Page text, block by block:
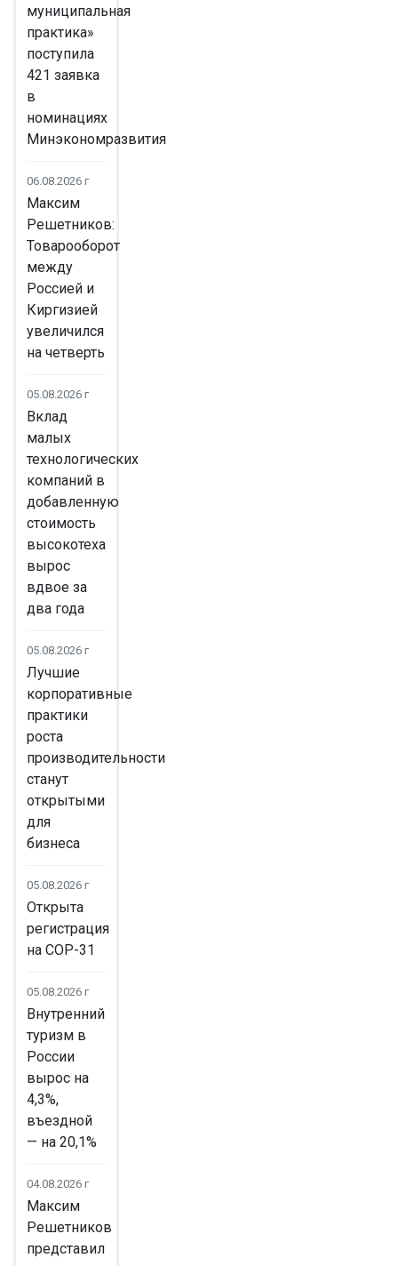
муниципальная
практика»
поступила
421 заявка
в
номинациях
Минэкономразвития
06.08.2026 г
Максим
Решетников:
Товарооборот
между
Россией и
Киргизией
увеличился
на четверть
05.08.2026 г
Вклад
малых
технологических
компаний в
добавленную
стоимость
высокотеха
вырос
вдвое за
два года
05.08.2026 г
Лучшие
корпоративные
практики
роста
производительности
станут
открытыми
для
бизнеса
05.08.2026 г
Открыта
регистрация
на COP-31
05.08.2026 г
Внутренний
туризм в
России
вырос на
4,3%,
въездной
— на 20,1%
04.08.2026 г
Максим
Решетников
представил